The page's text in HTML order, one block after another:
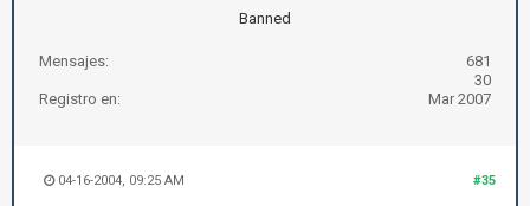
Banned
Mensajes:
681
30
Registro en:
Mar 2007
#35
04-16-2004, 09:25 AM